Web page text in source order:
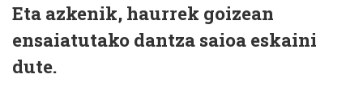
Eta azkenik, haurrek goizean
ensaiatutako dantza saioa eskaini
dute.